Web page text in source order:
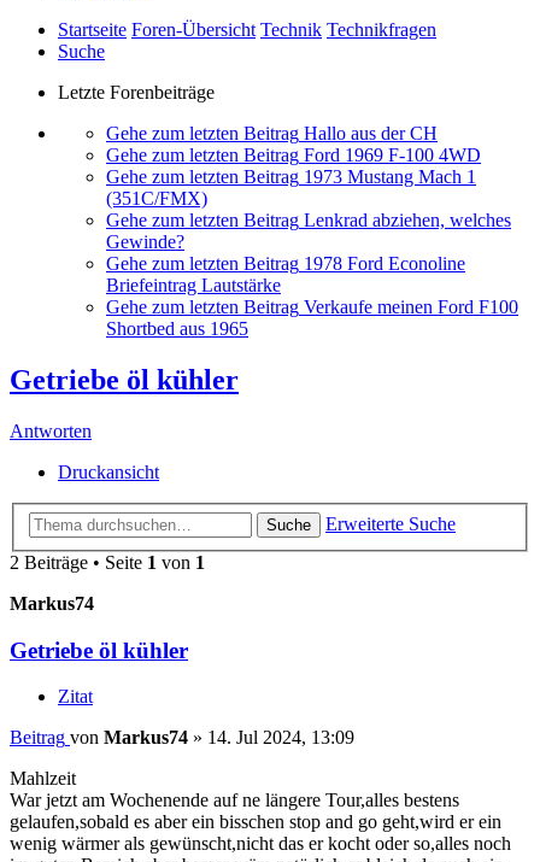
Startseite Foren-Übersicht Technik Technikfragen
Suche
Letzte Forenbeiträge
Gehe zum letzten Beitrag Hallo aus der CH
Gehe zum letzten Beitrag Ford 1969 F-100 4WD
Gehe zum letzten Beitrag 1973 Mustang Mach 1
(351C/FMX)
Gehe zum letzten Beitrag Lenkrad abziehen, welches
Gewinde?
Gehe zum letzten Beitrag 1978 Ford Econoline
Briefeintrag Lautstärke
Gehe zum letzten Beitrag Verkaufe meinen Ford F100
Shortbed aus 1965
Getriebe öl kühler
Antworten
Druckansicht
Suche
Erweiterte Suche
2 Beiträge • Seite 1 von 1
Markus74
Getriebe öl kühler
Zitat
Beitrag von Markus74 » 14. Jul 2024, 13:09
Mahlzeit
War jetzt am Wochenende auf ne längere Tour,alles bestens
gelaufen,sobald es aber ein bisschen stop and go geht,wird er ein
wenig wärmer als gewünscht,nicht das er kocht oder so,alles noch